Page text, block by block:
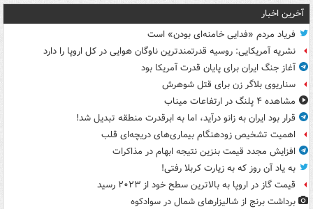
آخرین اخبار
فریاد مردم «فدایی خامنه‌ای بودن» است
نشریه آمریکایی: روسیه قدرتمندترین ناوگان هوایی در کل اروپا را دارد
آغاز جنگ ایران برای پایان قدرت آمریکا بود
سناریوی بلاگر زن برای قتل شوهرش
مشاهده ۴ پلنگ در ارتفاعات میناب
قرار بود ایران به زانو درآید، اما به ابرقدرت منطقه تبدیل شد!
اهمیت تشخیص زودهنگام بیماری‌های دریچه‌ای قلب
افزایش مجدد قیمت بنزین نتیجه ابهام در مذاکرات
به یاد آن روز که به زیارت کربلا رفتی!
قیمت گاز در اروپا به بالاترین سطح خود از ۲۰۲۳ رسید
برداشت برنج از شالیزارهای شمال در سوادکوه